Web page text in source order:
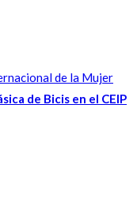
de la Mujer
de Bicis en el CEIP